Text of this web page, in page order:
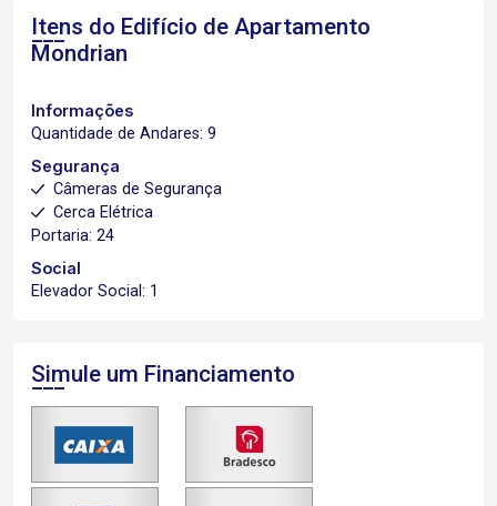
Itens do Edifício de Apartamento
Mondrian
Informações
Quantidade de Andares: 9
Segurança
Câmeras de Segurança
Cerca Elétrica
Portaria: 24
Social
Elevador Social: 1
Simule um Financiamento